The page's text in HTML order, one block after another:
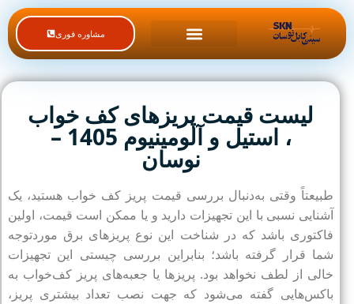
مشاوره فوری
لیست قیمت پریزهای کف خواب
، استیل و آلومینیوم 1405 –
نوسان
طبیعتاً وقتی به‌دنبال بررسی قیمت پریز کف خواب هستید، یک
آشنایی نسبی با این تجهیزات دارید و یا ممکن است قیمت، اولین
فاکتوری باشد که در شناخت این نوع پریزهای برق موردتوجه
شما قرار گرفته باشد؛ بنابراین بررسی چیستی این تجهیزات
خالی از لطف نخواهد بود. پریزها یا جعبه‌های پریز کف‌خواب به
باکس‌هایی گفته می‌شود که جهت نصب تعداد بیشتری پریز،